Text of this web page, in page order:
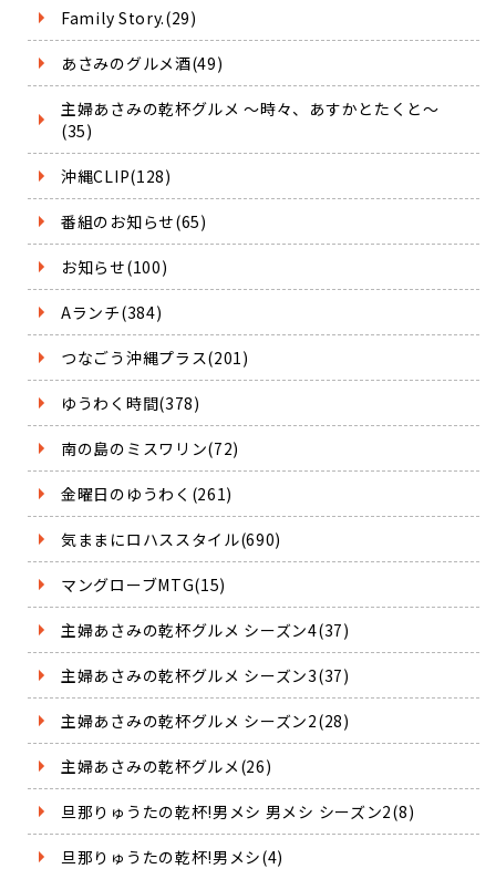
Family Story.(29)
あさみのグルメ酒(49)
主婦あさみの乾杯グルメ ～時々、あすかとたくと～
(35)
沖縄CLIP(128)
番組のお知らせ(65)
お知らせ(100)
Aランチ(384)
つなごう沖縄プラス(201)
ゆうわく時間(378)
南の島のミスワリン(72)
金曜日のゆうわく(261)
気ままにロハススタイル(690)
マングローブMTG(15)
主婦あさみの乾杯グルメ シーズン4(37)
主婦あさみの乾杯グルメ シーズン3(37)
主婦あさみの乾杯グルメ シーズン2(28)
主婦あさみの乾杯グルメ(26)
旦那りゅうたの乾杯!男メシ 男メシ シーズン2(8)
旦那りゅうたの乾杯!男メシ(4)